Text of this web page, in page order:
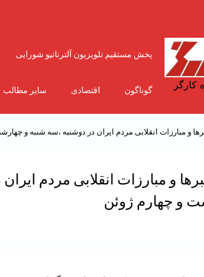
کارگر
پخش مستقیم تلویزیون آلترناتیو شورایی
گوناگون اقتصادی سایر مطالب
و مبارزات انقلابی مردم ایران در دوشنبه ،‌سه شنبه و
و مبارزات انقلابی مردم
و چهارم ژوئن